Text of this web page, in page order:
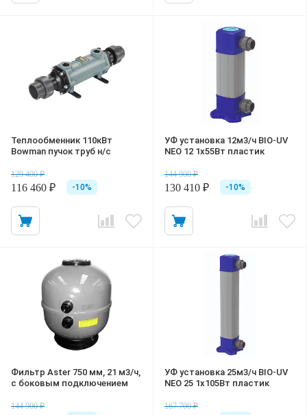
Теплообменник 110кВт
Bowman пучок труб н/с
129 400 ₽
116 460 ₽ -10%
УФ установка 12м3/ч BIO-UV
NEO 12 1х55Вт пластик
144 900 ₽
130 410 ₽ -10%
Фильтр Aster 750 мм, 21 м3/ч,
с боковым подключениeм
144 900 ₽
УФ установка 25м3/ч BIO-UV
NEO 25 1х105Вт пластик
167 700 ₽